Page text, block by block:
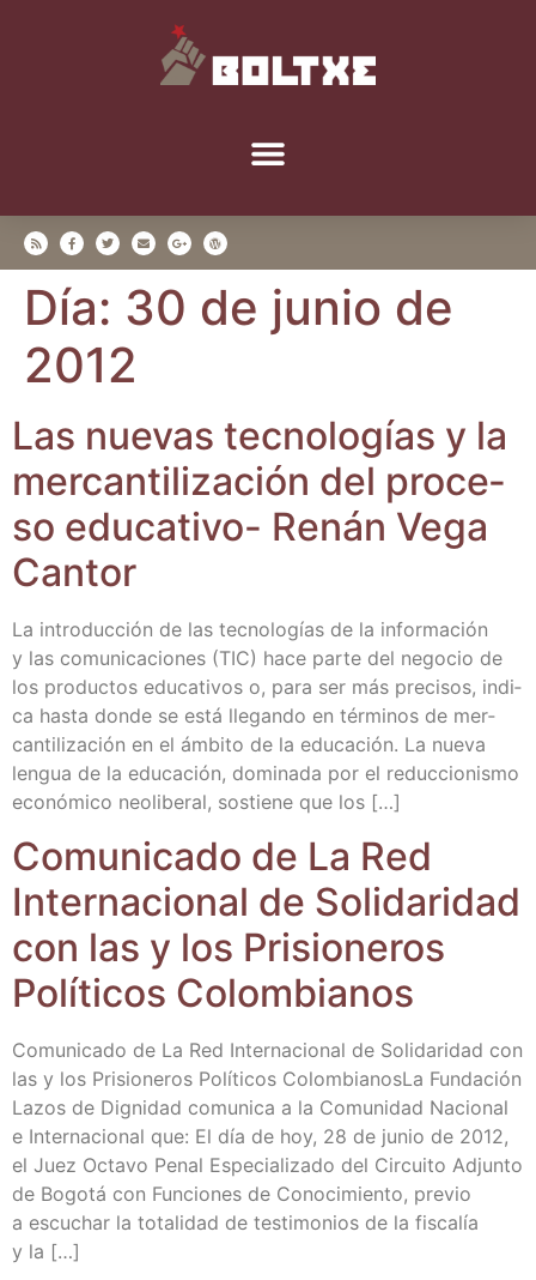
Día: 30 de junio de
2012
Las nue­vas tec­no­lo­gías y la
mer­can­ti­li­za­ción del pro­ce­
so edu­ca­ti­vo- Renán Vega
Cantor
La intro­duc­ción de las tec­no­lo­gías de la infor­ma­ción
y las comu­ni­ca­cio­nes (TIC) hace par­te del nego­cio de
los pro­duc­tos edu­ca­ti­vos o, para ser más pre­ci­sos, indi­
ca has­ta don­de se está lle­gan­do en tér­mi­nos de mer­
can­ti­li­za­ción en el ámbi­to de la edu­ca­ción. La nue­va
len­gua de la edu­ca­ción, domi­na­da por el reduc­cio­nis­mo
eco­nó­mi­co neo­li­be­ral, sos­tie­ne que los […]
Comu­ni­ca­do de La Red
Inter­na­cio­nal de Soli­da­ri­dad
con las y los Pri­sio­ne­ros
Polí­ti­cos Colombianos
Comu­ni­ca­do de La Red Inter­na­cio­nal de Soli­da­ri­dad con
las y los Pri­sio­ne­ros Polí­ti­cos Colom­bia­nos­La Fun­da­ción
Lazos de Dig­ni­dad comu­ni­ca a la Comu­ni­dad Nacio­nal
e Inter­na­cio­nal que: El día de hoy, 28 de junio de 2012,
el Juez Octa­vo Penal Espe­cia­li­za­do del Cir­cui­to Adjun­to
de Bogo­tá con Fun­cio­nes de Cono­ci­mien­to, pre­vio
a escu­char la tota­li­dad de tes­ti­mo­nios de la fis­ca­lía
y la […]